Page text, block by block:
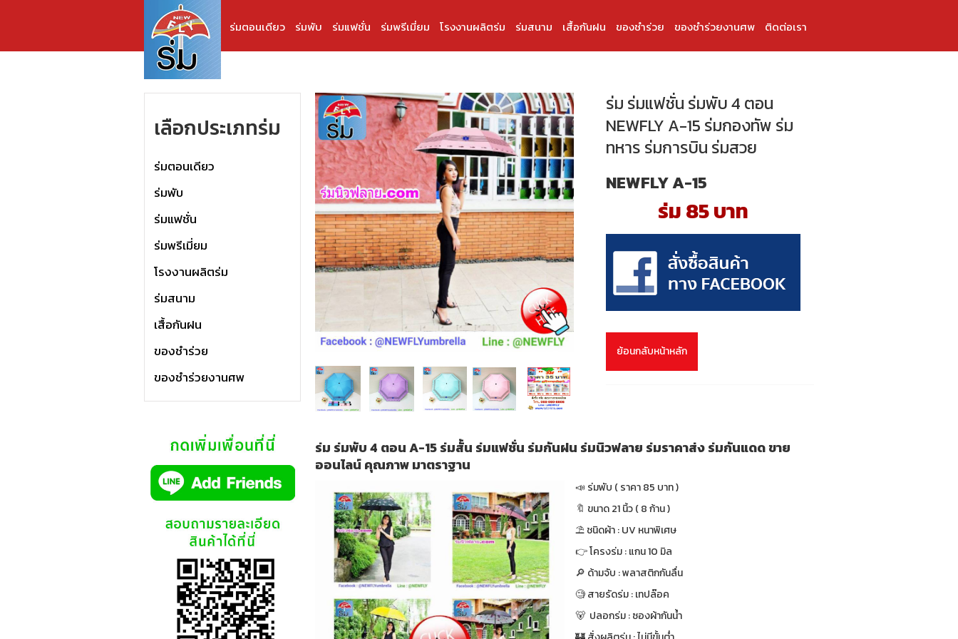
ร่มตอนเดียว ร่มพับ ร่มแฟชั่น ร่มพรีเมี่ยม โรงงานผลิตร่ม ร่มสนาม เสื้อกันฝน ของชำร่วย ของชำร่วยงานศพ ติดต่อเรา
เลือกประเภทร่ม
ร่มตอนเดียว
ร่มพับ
ร่มแฟชั่น
ร่มพรีเมี่ยม
โรงงานผลิตร่ม
ร่มสนาม
เสื้อกันฝน
ของชำร่วย
ของชำร่วยงานศพ
ร่ม ร่มแฟชั่น ร่มพับ 4 ตอน
NEWFLY A-15 ร่มกองทัพ ร่ม
ทหาร ร่มการบิน ร่มสวย
NEWFLY A-15
ร่ม 85 บาท
ย้อนกลับหน้าหลัก
ร่ม ร่มพับ 4 ตอน A-15 ร่มสั้น ร่มแฟชั่น ร่มกันฝน ร่มนิวฟลาย ร่มราคาส่ง ร่มกันแดด ขาย
ออนไลน์ คุณภาพ มาตราฐาน
📣 ร่มพับ ( ราคา 85 บาท )
🔖 ขนาด 21 นิ้ว ( 8 ก้าน )
⛱ ชนิดผ้า : UV หนาพิเศษ
👉 โครงร่ม : แกน 10 มิล
🔎 ด้ามจับ : พลาสติกกันลื่น
🧐 สายรัดร่ม : เทปล๊อค
🐻 ปลอกร่ม : ซองผ้ากันน้ำ